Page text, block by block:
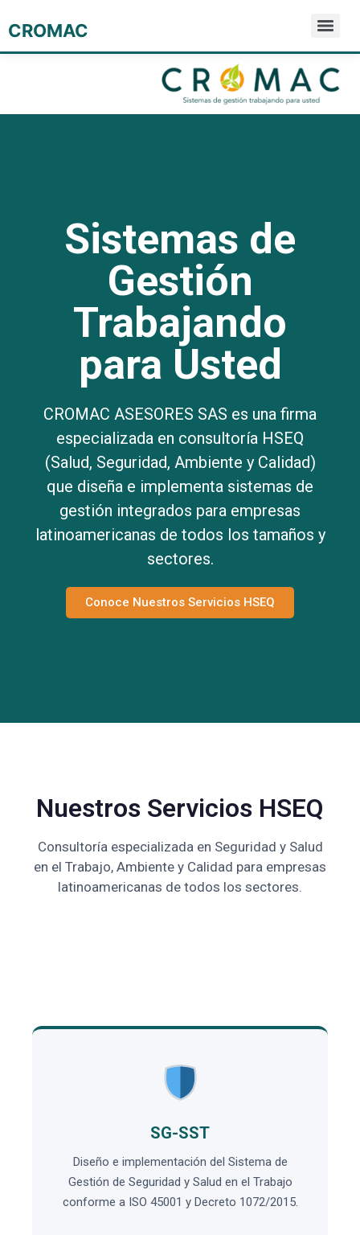
CROMAC
Sistemas de
Gestión
Trabajando
para Usted
CROMAC ASESORES SAS es una firma
especializada en consultoría HSEQ
(Salud, Seguridad, Ambiente y Calidad)
que diseña e implementa sistemas de
gestión integrados para empresas
latinoamericanas de todos los tamaños y
sectores.
Conoce Nuestros Servicios HSEQ
Nuestros Servicios HSEQ
Consultoría especializada en Seguridad y Salud
en el Trabajo, Ambiente y Calidad para empresas
latinoamericanas de todos los sectores.
SG-SST
Diseño e implementación del Sistema de
Gestión de Seguridad y Salud en el Trabajo
conforme a ISO 45001 y Decreto 1072/2015.